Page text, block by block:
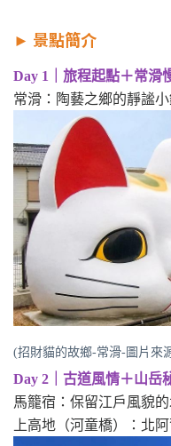
► 景點簡介
Day 1｜旅程起點＋常滑
常滑：陶藝之鄉的靜謐小
(招財貓的故鄉-常滑-圖片來
Day 2｜古道風情＋山岳
馬籠宿：保留江戶風貌
上高地（河童橋）：北